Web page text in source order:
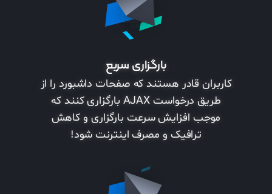
بارگزاری سریع
کاربران قادر هستند که صفحات داشبورد را از
طریق درخواست AJAX بارگزاری کنند که
موجب افزایش سرعت بارگزاری و کاهش
ترافیک و مصرف اینترنت شود!